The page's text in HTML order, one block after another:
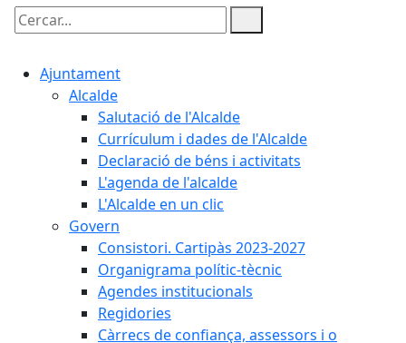
Cercar:
Ajuntament
Alcalde
Salutació de l'Alcalde
Currículum i dades de l'Alcalde
Declaració de béns i activitats
L'agenda de l'alcalde
L'Alcalde en un clic
Govern
Consistori. Cartipàs 2023-2027
Organigrama polític-tècnic
Agendes institucionals
Regidories
Càrrecs de confiança, assessors i o